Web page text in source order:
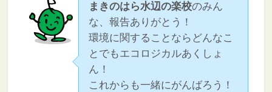
まきのはら水辺の楽校のみん
な、報告ありがとう！
環境に関することならどんなこ
とでもエコロジカルあくしょ
ん！
これからも一緒にがんばろう！